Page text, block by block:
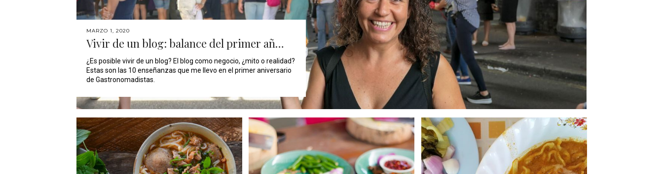
MARZO 1, 2020
Vivir de un blog: balance del primer añ…
¿Es posible vivir de un blog? El blog como negocio, ¿mito o realidad?
Estas son las 10 enseñanzas que me llevo en el primer aniversario
de Gastronomadistas.